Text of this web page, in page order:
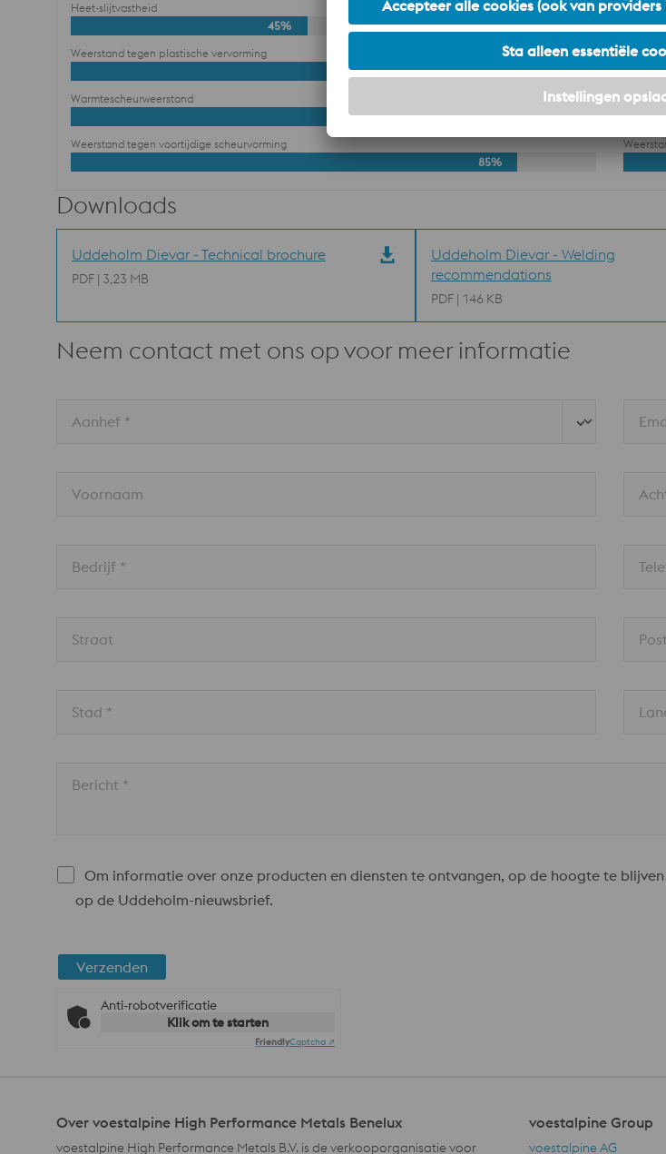
Heet-slijtvastheid
45%
Weerstand tegen plastische vervorming
80%
Warmtescheurweerstand
75%
Weerstand tegen voortijdige scheurvorming
85%
Downloads
Uddeholm Dievar - Technical brochure
PDF | 3,23 MB
Uddeholm Dievar - Welding
recommendations
PDF | 146 KB
Neem contact met ons op voor meer informatie
Aanhef *
Voornaam
Bedrijf *
Straat
Stad *
Bericht *
Om informatie over onze producten en diensten te ontvangen, op de hoogte te
op de Uddeholm-nieuwsbrief.
Verzenden
Anti-robotverificatie
Klik om te starten
FriendlyCaptcha ⇗
Over voestalpine High Performance Metals Benelux
voestalpine High Performance Metals B.V. is de verkooporganisatie voor
voestalpine Group
voestalpine AG